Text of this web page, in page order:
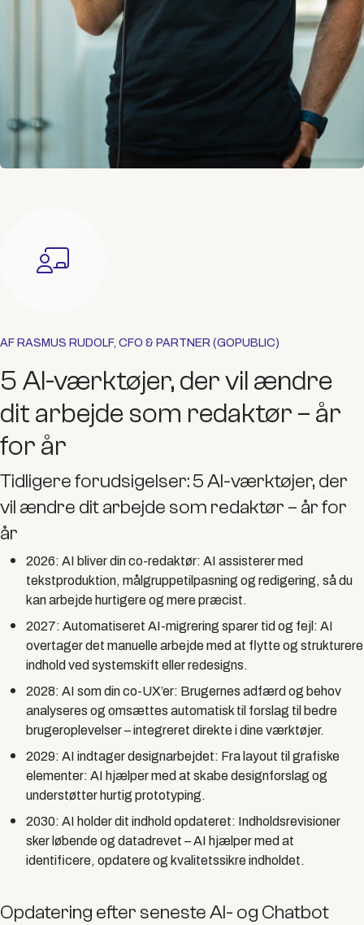
AF RASMUS RUDOLF, CFO & PARTNER (GOPUBLIC)
5 AI-værktøjer, der vil ændre
dit arbejde som redaktør – år
for år
Tidligere forudsigelser: 5 AI-værktøjer, der
vil ændre dit arbejde som redaktør – år for
år
2026: AI bliver din co-redaktør:AI assisterer med
tekstproduktion, målgruppetilpasning og redigering, så du
kan arbejde hurtigere og mere præcist.
2027: Automatiseret AI-migrering sparer tid og fejl:AI
overtager det manuelle arbejde med at flytte og strukturere
indhold ved systemskift eller redesigns.
2028: AI som din co-UX’er: Brugernes adfærd og behov
analyseres og omsættes automatisk til forslag til bedre
brugeroplevelser – integreret direkte i dine værktøjer.
2029: AI indtager designarbejdet: Fra layout til grafiske
elementer: AI hjælper med at skabe designforslag og
understøtter hurtig prototyping.
2030: AI holder dit indhold opdateret: Indholdsrevisioner
sker løbende og datadrevet – AI hjælper med at
identificere, opdatere og kvalitetssikre indholdet.
Opdatering efter seneste AI- og Chatbot